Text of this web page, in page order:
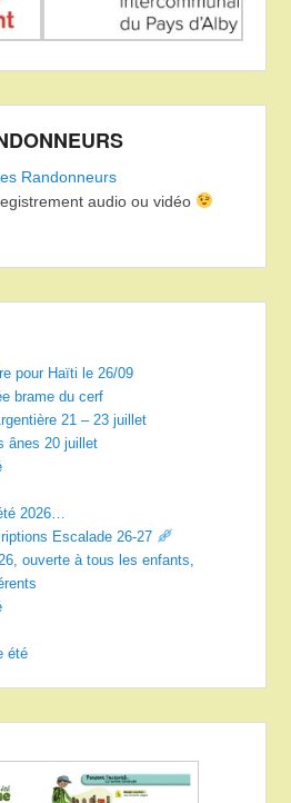
Randonneurs
audio ou vidéo
pour Haïti le 26/09
brame du cerf
21 – 23 juillet
ânes 20 juillet
2026…
Escalade 26-27
ouverte à tous les enfants,
été